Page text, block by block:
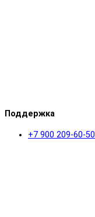
Поддержка
+7 900 209-60-